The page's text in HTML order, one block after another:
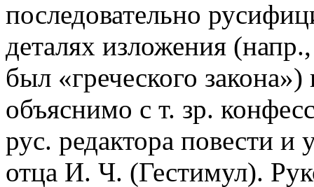
последовательно
деталях изложения
был «греческого
объяснимо с т. зр.
рус. редактора повести и
отца И. Ч. (Гестимул).